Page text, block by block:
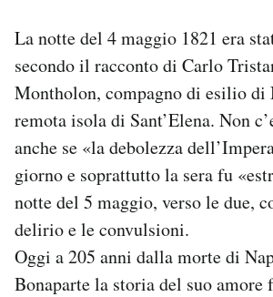
CALENDARIO
AREA PERSONALE
La notte del 4 maggio 1821 era
secondo il racconto di Carlo
Montholon, compagno di esilio di
remota isola di Sant’Elena. Non
anche se «la debolezza
giorno e soprattutto la sera fu
notte del 5 maggio, verso le due,
delirio e le convulsioni.
Oggi a 205 anni dalla morte di
Bonaparte la storia del suo amore